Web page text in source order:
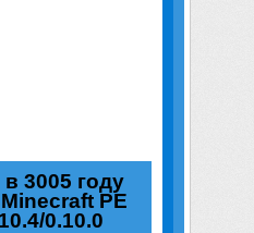
3005 году
PE
0.10.0